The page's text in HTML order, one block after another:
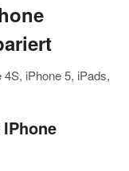
iPhone 5, iPads,